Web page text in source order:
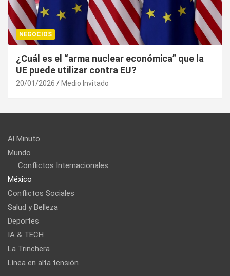
NEGOCIOS
¿Cuál es el “arma nuclear económica” que la
UE puede utilizar contra EU?
20/01/2026 Medio Invitado
Al Minuto
Mundo
Conflictos Internacionales
México
Conflictos Sociales
Salud y Belleza
Deportes
IA & TECH
La Trinchera
Línea en alta tensión